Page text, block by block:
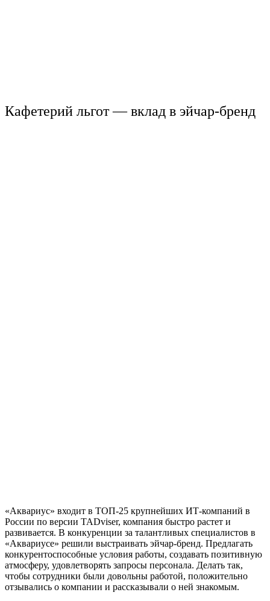
Кафетерий льгот — вклад в эйчар-бренд
«Аквариус» входит в ТОП-25 крупнейших ИТ-компаний в
России по версии TADviser, компания быстро растет и
развивается. В конкуренции за талантливых специалистов в
«Аквариусе» решили выстраивать эйчар-бренд. Предлагать
конкурентоспособные условия работы, создавать позитивную
атмосферу, удовлетворять запросы персонала. Делать так,
чтобы сотрудники были довольны работой, положительно
отзывались о компании и рассказывали о ней знакомым.